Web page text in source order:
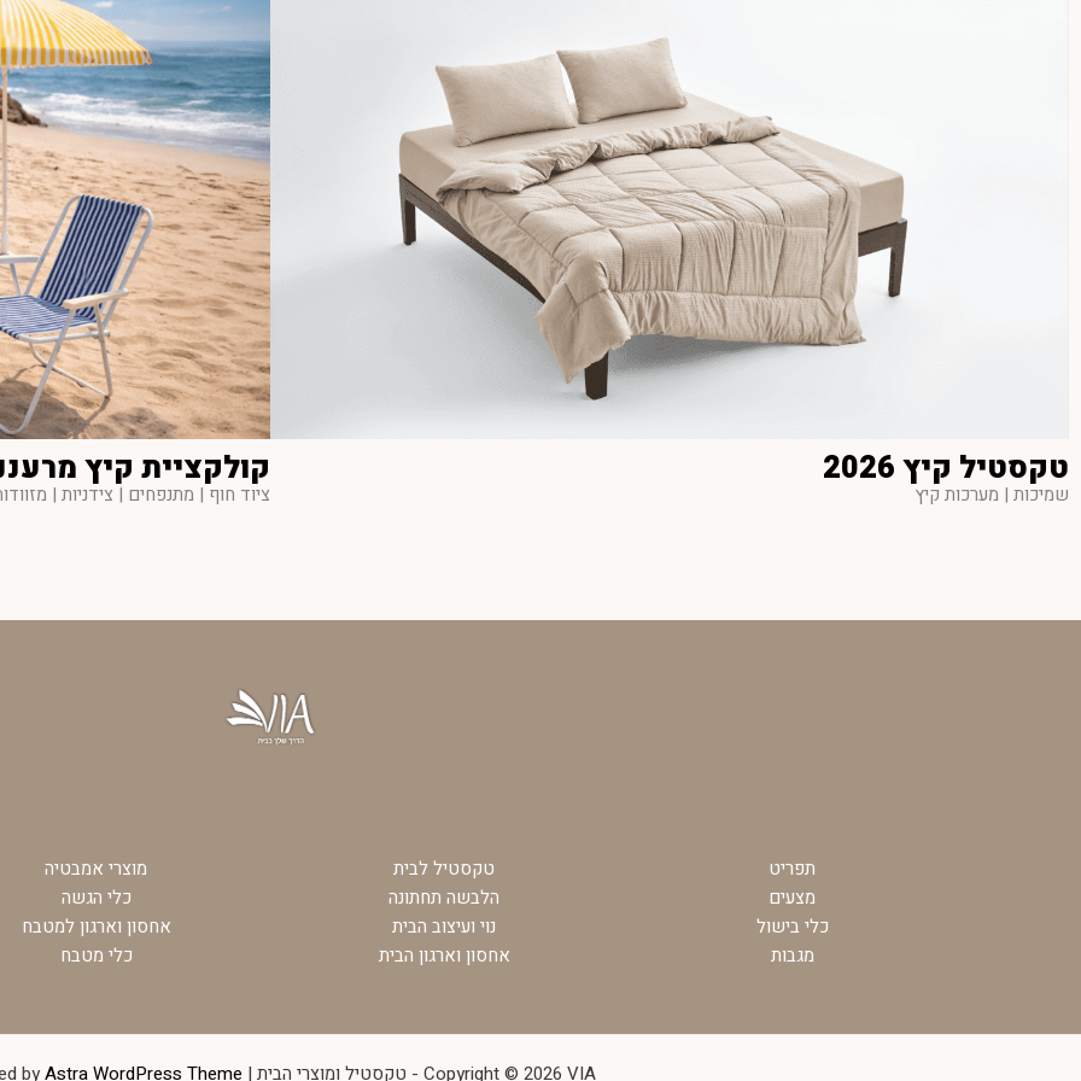
טקסטיל קיץ 2026
שמיכות | מערכות קיץ
קולקציית קיץ
ציוד חוף | מתנפחים | צידניות |
תפריט
מצעים
כלי בישול
מגבות
טקסטיל לבית
הלבשה תחתונה
נוי ועיצוב הבית
אחסון וארגון הבית
מוצרי אמבטיה
כלי הגשה
אחסון וארגון למטבח
כלי מטבח
Copyright © 2026 VIA - טקסטיל ומוצרי הבית | Powered by Astra WordPress Theme